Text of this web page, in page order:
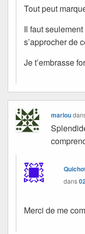
Tout peut
Il faut
s’approcher de
Je t’embrasse
marlou
dans
Merci de me